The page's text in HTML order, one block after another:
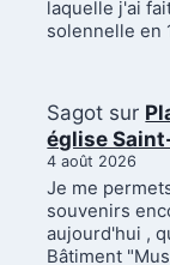
laquelle j'ai
solennelle en
Sagot sur
église
4 août 2026
Je me
souvenirs
aujourd'hui ,
Bâtiment